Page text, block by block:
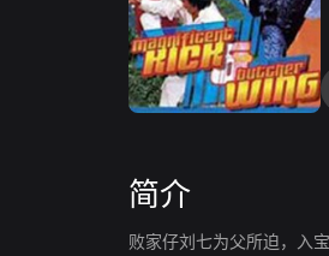
简介
败家仔刘七为父所迫，入